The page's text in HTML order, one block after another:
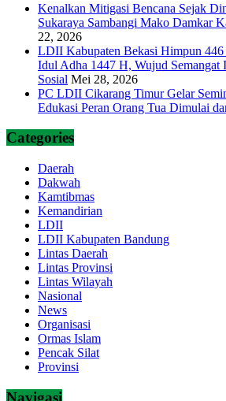
Kenalkan Mitigasi Bencana Sejak
Sukaraya Sambangi Mako Damkar
22, 2026
LDII Kabupaten Bekasi Himpun 446
Idul Adha 1447 H, Wujud Semangat
Sosial Mei 28, 2026
PC LDII Cikarang Timur Gelar
Edukasi Peran Orang Tua Dimulai
Categories
Daerah
Dakwah
Kamtibmas
Kemandirian
LDII
LDII Kabupaten Bandung
Lintas Daerah
Lintas Provinsi
Lintas Wilayah
Nasional
News
Organisasi
Ormas Islam
Pencak Silat
Provinsi
Navigasi